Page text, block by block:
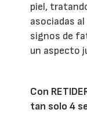
piel,
asociadas
signos de
un aspecto
Con
tan solo 4